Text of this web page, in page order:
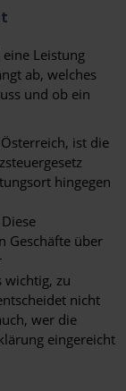
Leistung
ab, welches
und ob ein
ist die
hingegen
Geschäfte über
wichtig, zu
nicht
wer die
eingereicht